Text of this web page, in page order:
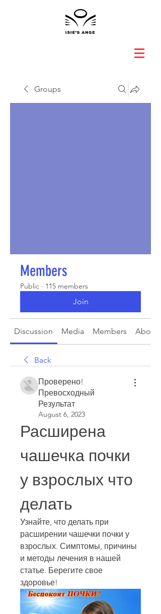
Groups
Members
Public · 115 members
Join
Discussion Media Members About
Back
Проверено!
Превосходный
Результат
August 6, 2023
Расширена
чашечка почки
у взрослых что
делать
Узнайте, что делать при
расширении чашечки почки у
взрослых. Симптомы, причины
и методы лечения в нашей
статье. Берегите свое
здоровье!